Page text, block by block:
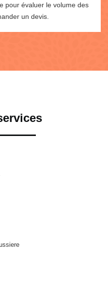
pour évaluer le volume des
un devis.